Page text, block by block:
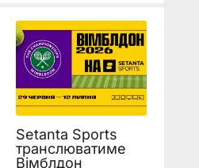
Setanta Sports
транслюватиме
Вімблдон